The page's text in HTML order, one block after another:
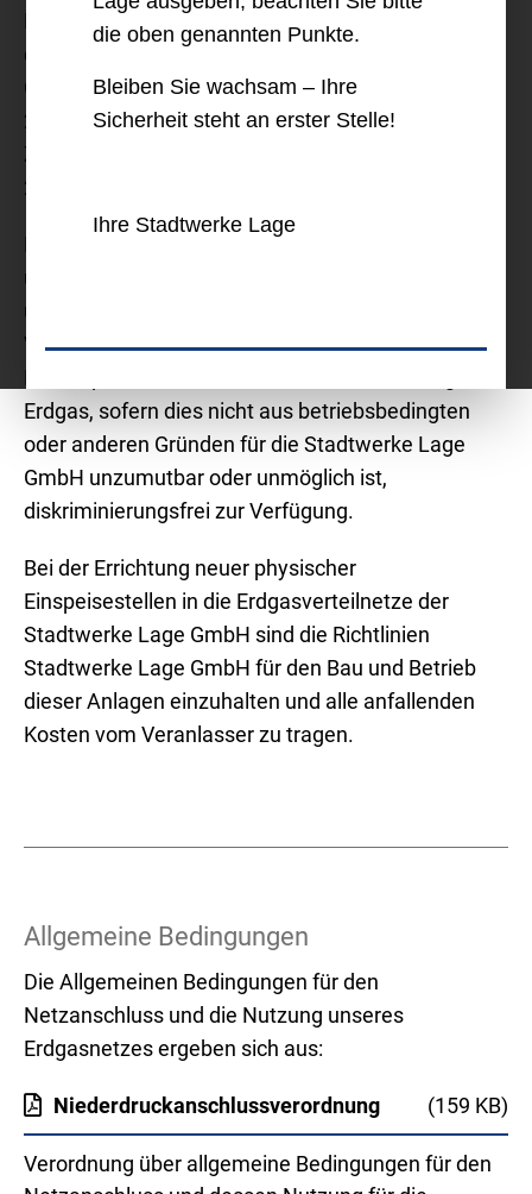
Energiewirtschaftsgesetz (EnWG) vom 7. Juli 2005,
die Verordnung über den Zugang zu
Gasversorgungsnetzen (GasNZV) vom 25. Juli
2005 und die Verordnung über die Entgelte für den
Zugang zu Gasversorgungsnetzen (GasNEV) vom
25. Juli 2005.
Die Stadtwerke Lage GmbH ist als Netzbetreiber
unter der Nummer 700 365 beim DVGW registriert
und stellt allen Wettbewerbern, unter der
Voraussetzung vorhandener freier
Erdgas, sofern dies nicht aus betriebsbedingten
oder anderen Gründen für die Stadtwerke Lage
GmbH unzumutbar oder unmöglich ist,
diskriminierungsfrei zur Verfügung.
Bei der Errichtung neuer physischer
Einspeisestellen in die Erdgasverteilnetze der
Stadtwerke Lage GmbH sind die Richtlinien
Stadtwerke Lage GmbH für den Bau und Betrieb
dieser Anlagen einzuhalten und alle anfallenden
Kosten vom Veranlasser zu tragen.
Allgemeine Bedingungen
Die Allgemeinen Bedingungen für den
Netzanschluss und die Nutzung unseres
Erdgasnetzes ergeben sich aus:
Niederdruckanschlussverordnung (159 KB)
Verordnung über allgemeine Bedingungen für den
die oben genannten Punkte.
Bleiben Sie wachsam – Ihre
Sicherheit steht an erster Stelle!
Ihre Stadtwerke Lage